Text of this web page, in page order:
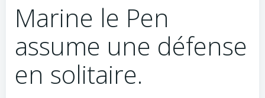
Marine le Pen
assume une défense
en solitaire.